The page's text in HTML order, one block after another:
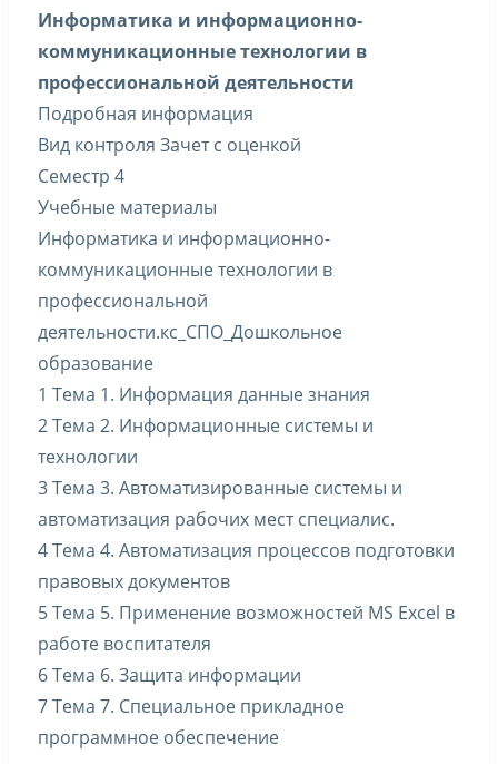
Информатика и информационно-
коммуникационные технологии в
профессиональной деятельности
Подробная информация
Вид контроля Зачет с оценкой
Семестр 4
Учебные материалы
Информатика и информационно-
коммуникационные технологии в
профессиональной
деятельности.кс_СПО_Дошкольное
образование
1 Тема 1. Информация данные знания
2 Тема 2. Информационные системы и
технологии
3 Тема 3. Автоматизированные системы и
автоматизация рабочих мест специалис.
4 Тема 4. Автоматизация процессов подготовки
правовых документов
5 Тема 5. Применение возможностей MS Excel в
работе воспитателя
6 Тема 6. Защита информации
7 Тема 7. Специальное прикладное
программное обеспечение